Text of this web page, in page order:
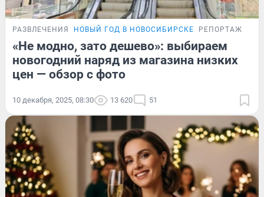
РАЗВЛЕЧЕНИЯ НОВЫЙ ГОД В НОВОСИБИРСКЕ РЕПОРТАЖ
«Не модно, зато дешево»: выбираем
новогодний наряд из магазина низких
цен — обзор с фото
10 декабря, 2025, 08:30 13 620 51